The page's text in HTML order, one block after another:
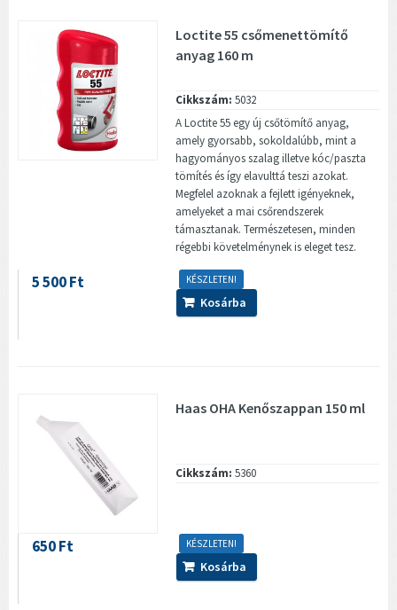
Loctite 55 csőmenettömítő
anyag 160 m
Cikkszám: 5032
A Loctite 55 egy új csőtömítő anyag,
amely gyorsabb, sokoldalúbb, mint a
hagyományos szalag illetve kóc/paszta
tömítés és így elavulttá teszi azokat.
Megfelel azoknak a fejlett igényeknek,
amelyeket a mai csőrendszerek
támasztanak. Természetesen, minden
régebbi követelménynek is eleget tesz.
KÉSZLETEN!
5 500 Ft
Kosárba
Haas OHA Kenőszappan 150 ml
Cikkszám: 5360
KÉSZLETEN!
650 Ft
Kosárba